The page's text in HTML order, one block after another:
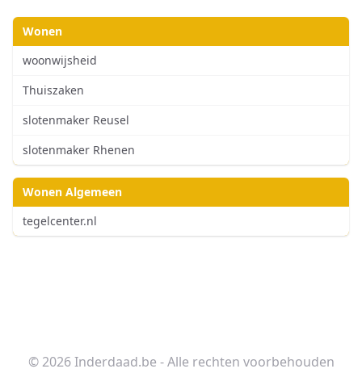
Wonen
woonwijsheid
Thuiszaken
slotenmaker Reusel
slotenmaker Rhenen
Wonen Algemeen
tegelcenter.nl
© 2026 Inderdaad.be - Alle rechten voorbehouden